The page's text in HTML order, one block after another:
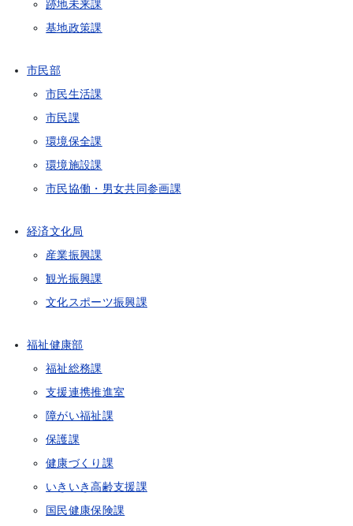
跡地未来課
基地政策課
市民部
市民生活課
市民課
環境保全課
環境施設課
市民協働・男女共同参画課
経済文化局
産業振興課
観光振興課
文化スポーツ振興課
福祉健康部
福祉総務課
支援連携推進室
障がい福祉課
保護課
健康づくり課
いきいき高齢支援課
国民健康保険課